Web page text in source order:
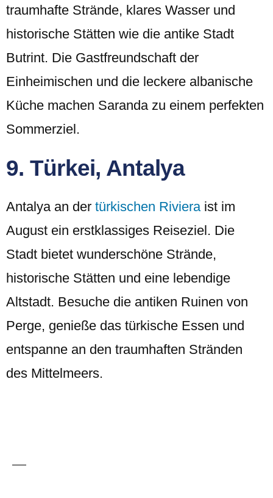
traumhafte Strände, klares Wasser und
historische Stätten wie die antike Stadt
Butrint. Die Gastfreundschaft der
Einheimischen und die leckere albanische
Küche machen Saranda zu einem perfekten
Sommerziel.
9. Türkei, Antalya
Antalya an der türkischen Rivieraist im
August ein erstklassiges Reiseziel. Die
Stadt bietet wunderschöne Strände,
historische Stätten und eine lebendige
Altstadt. Besuche die antiken Ruinen von
Perge, genieße das türkische Essen und
entspanne an den traumhaften Stränden
des Mittelmeers.